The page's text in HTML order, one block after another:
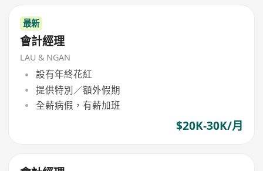
最新
會計經理
LAU & NGAN
設有年終花紅
提供特別／額外假期
全薪病假，有薪加班
$20K-30K/月